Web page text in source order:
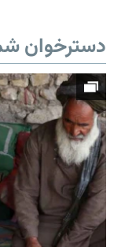
دسترخوان